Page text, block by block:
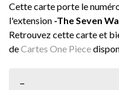
Cette carte porte le
l'extension -The Seven
Retrouvez cette carte et
deCartes One Piece
–